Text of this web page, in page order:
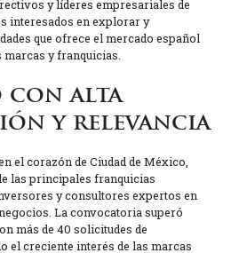
y líderes empresariales de
interesados en explorar y
que ofrece el mercado español
y franquicias.
con alta
y relevancia
el corazón de Ciudad de México,
las principales franquicias
y consultores expertos en
La convocatoria superó
más de 40 solicitudes de
el creciente interés de las marcas